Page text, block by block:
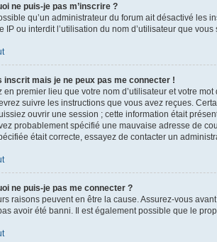
ne puis-je pas m’inscrire ?
qu’un administrateur du forum ait désactivé les
IP ou interdit l’utilisation du nom d’utilisateur que
inscrit mais je ne peux pas me connecter !
en premier lieu que votre nom d’utilisateur et votre
suivre les instructions que vous avez reçues.
ouvrir une session ; cette information était
probablement spécifié une mauvaise adresse de
était correcte, essayez de contacter un
ne puis-je pas me connecter ?
raisons peuvent en être la cause. Assurez-vous
avoir été banni. Il est également possible que le